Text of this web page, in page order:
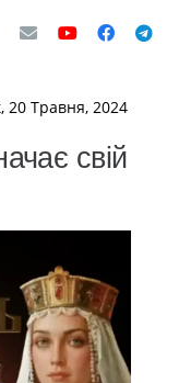
20 Травня, 2024
свій